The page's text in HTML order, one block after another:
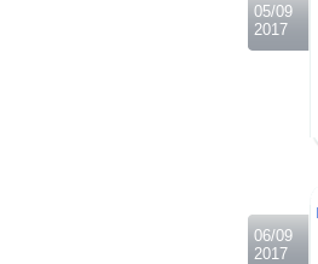
05/09
2017
06/09
2017